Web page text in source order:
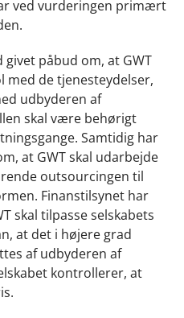
ved vurderingen primært
påbud om, at GWT
med de tjenesteydelser,
udbyderen af
skal være behørigt
Samtidig har
at GWT skal udarbejde
outsourcingen til
Finanstilsynet har
skal tilpasse selskabets
at det i højere grad
af udbyderen af
kontrollerer, at